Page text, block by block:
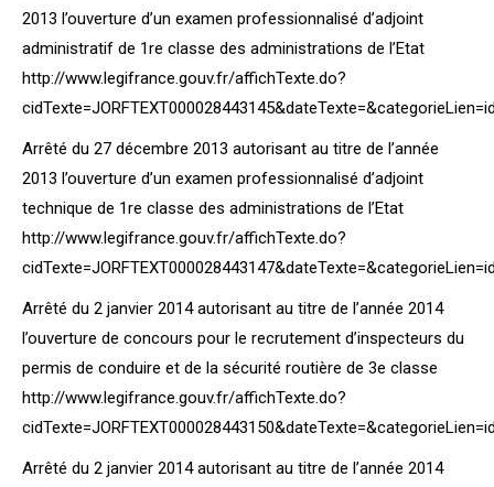
2013 l’ouverture d’un examen professionnalisé d’adjoint
administratif de 1re classe des administrations de l’Etat
http://www.legifrance.gouv.fr/affichTexte.do?
Arrêté du 27 décembre 2013 autorisant au titre de l’année
2013 l’ouverture d’un examen professionnalisé d’adjoint
technique de 1re classe des administrations de l’Etat
http://www.legifrance.gouv.fr/affichTexte.do?
Arrêté du 2 janvier 2014 autorisant au titre de l’année 2014
l’ouverture de concours pour le recrutement d’inspecteurs du
permis de conduire et de la sécurité routière de 3e classe
http://www.legifrance.gouv.fr/affichTexte.do?
Arrêté du 2 janvier 2014 autorisant au titre de l’année 2014